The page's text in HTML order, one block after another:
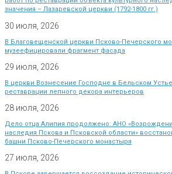
значения – Лазаревской церкви (1792-1800 гг.)
30 июля, 2026
В Благовещенской церкви Псково-Печерского
музеефицировали фрагмент фасада
29 июля, 2026
В церкви Вознесение Господне в Бельском
реставрации лепного декора интерьеров
28 июля, 2026
Дело отца Алипия продолжено: АНО
наследия Пскова и Псковской области»
башни Псково-Печерского монастыря
27 июля, 2026